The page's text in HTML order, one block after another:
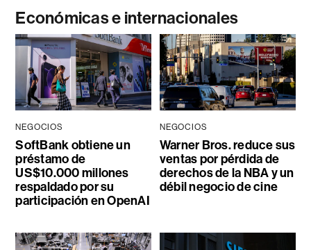
Económicas e internacionales
NEGOCIOS
SoftBank obtiene un
préstamo de
US$10.000 millones
respaldado por su
participación en OpenAI
NEGOCIOS
Warner Bros. reduce sus
ventas por pérdida de
derechos de la NBA y un
débil negocio de cine